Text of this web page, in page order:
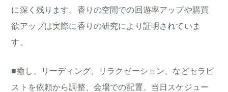
に深く残ります。香りの空間での回遊率アップや購買
欲アップは実際に香りの研究により証明されていま
す。
■癒し、リーディング、リラクゼーション、などセラピ
ストを依頼から調整、会場での配置、当日スケジュー